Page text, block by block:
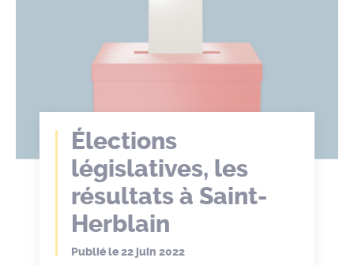
Élections
législatives, les
résultats à Saint-
Herblain
Publié le22 juin 2022